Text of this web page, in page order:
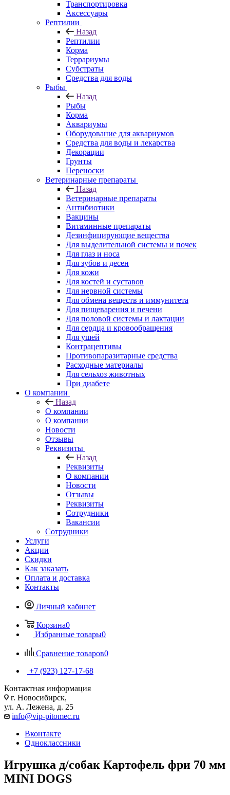
Транспортировка
Аксессуары
Рептилии
Назад
Рептилии
Корма
Террариумы
Субстраты
Средства для воды
Рыбы
Назад
Рыбы
Корма
Аквариумы
Оборудование для аквариумов
Средства для воды и лекарства
Декорации
Грунты
Переноски
Ветеринарные препараты
Назад
Ветеринарные препараты
Антибиотики
Вакцины
Витаминные препараты
Дезинфицирующие вещества
Для выделительной системы и почек
Для глаз и носа
Для зубов и десен
Для кожи
Для костей и суставов
Для нервной системы
Для обмена веществ и иммунитета
Для пищеварения и печени
Для половой системы и лактации
Для сердца и кровообращения
Для ушей
Контрацептивы
Противопаразитарные средства
Расходные материалы
Для сельхоз животных
При диабете
О компании
Назад
О компании
О компании
Новости
Отзывы
Реквизиты
Назад
Реквизиты
О компании
Новости
Отзывы
Реквизиты
Сотрудники
Вакансии
Сотрудники
Услуги
Акции
Скидки
Как заказать
Оплата и доставка
Контакты
Личный кабинет
Корзина0
Избранные товары0
Сравнение товаров0
+7 (923) 127-17-68
Контактная информация
г. Новосибирск,
ул. А. Лежена, д. 25
info@vip-pitomec.ru
Вконтакте
Одноклассники
Игрушка д/собак Картофель фри 70 мм
MINI DOGS